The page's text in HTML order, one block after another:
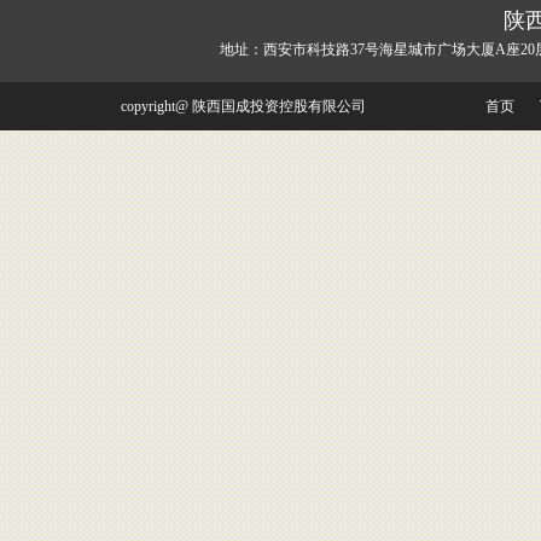
陕
地址：西安市科技路37号海星城市广场大厦A座
copyright@ 陕西国成投资控股有限公司 首页